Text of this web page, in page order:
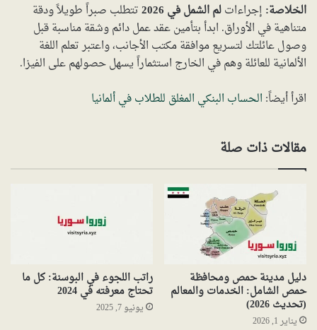
الخلاصة: إجراءاتلم الشمل في 2026
تتطلب صبراً طويلاً ودقة
متناهية في الأوراق. ابدأ بتأمين عقد عمل دائم وشقة مناسبة قبل
وصول عائلتك لتسريع موافقة مكتب الأجانب، واعتبر تعلم اللغة
الألمانية للعائلة وهم في الخارج استثماراً يسهل حصولهم على الفيزا.
اقرأ أيضاً: الحساب البنكي المغلق للطلاب في ألمانيا
مقالات ذات صلة
دليل مدينة حمص ومحافظة
حمص الشامل: الخدمات والمعالم
(تحديث 2026)
يناير 1, 2026
راتب اللجوء في البوسنة: كل ما
تحتاج معرفته في 2024
يونيو 7, 2025